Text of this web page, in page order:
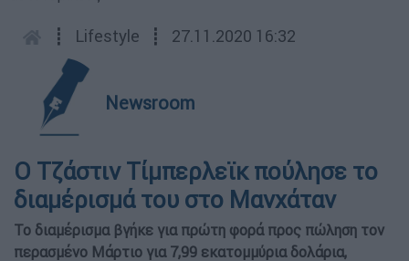
┋ Lifestyle ┋ 27.11.2020 16:32
Newsroom
Ο Τζάστιν Τίμπερλεϊκ πούλησε το
διαμέρισμά του στο Μανχάταν
Το διαμέρισμα βγήκε για πρώτη φορά προς πώληση τον
περασμένο Μάρτιο για 7,99 εκατομμύρια δολάρια,